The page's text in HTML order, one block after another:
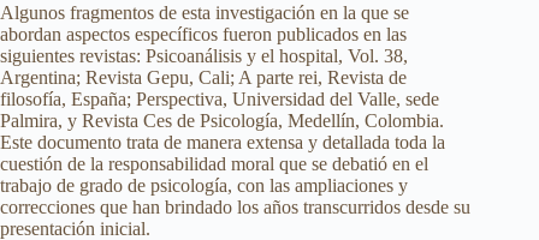
Algunos fragmentos de esta investigación en la que se
abordan aspectos específicos fueron publicados en las
siguientes revistas: Psicoanálisis y el hospital, Vol. 38,
Argentina; Revista Gepu, Cali; A parte rei, Revista de
filosofía, España; Perspectiva, Universidad del Valle, sede
Palmira, y Revista Ces de Psicología, Medellín, Colombia.
Este documento trata de manera extensa y detallada toda la
cuestión de la responsabilidad moral que se debatió en el
trabajo de grado de psicología, con las ampliaciones y
correcciones que han brindado los años transcurridos desde su
presentación inicial.